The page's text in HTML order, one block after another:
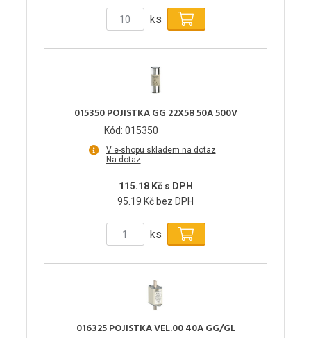
ks
015350 POJISTKA GG 22X58 50A 500V
Kód: 015350
V e-shopu skladem na dotaz
Na dotaz
115.18 Kč s DPH
95.19 Kč bez DPH
ks
016325 POJISTKA VEL.00 40A GG/GL